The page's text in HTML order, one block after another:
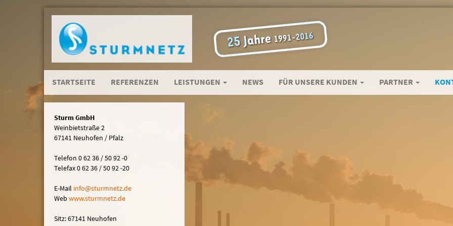
STARTSEITE REFERENZEN LEISTUNGEN NEWS FÜR UNSERE KUNDEN PARTNER
Sturm GmbH
Weinbietstraße 2
67141 Neuhofen / Pfalz
Telefon 0 62 36 / 50 92 -0
Telefax 0 62 36 / 50 92 -20
E-Mail info@sturmnetz.de
Web www.sturmnetz.de
Sitz: 67141 Neuhofen